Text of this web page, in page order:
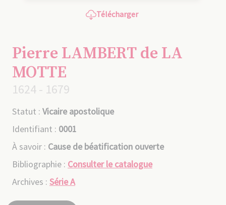
Télécharger
Pierre LAMBERT de LA
MOTTE
1624 - 1679
Statut : Vicaire apostolique
Identifiant : 0001
À savoir : Cause de béatification ouverte
Bibliographie : Consulter le catalogue
Archives : Série A